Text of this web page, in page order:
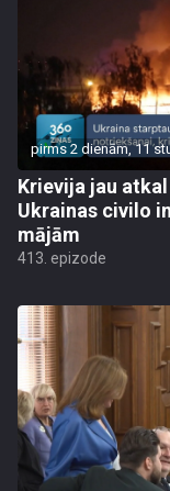
pirms 2 dienām, 11
Krievija jau
Ukrainas civilo
mājām
413. epizode